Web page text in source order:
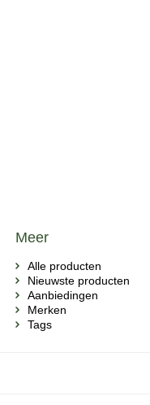
Meer
Alle producten
Nieuwste producten
Aanbiedingen
Merken
Tags